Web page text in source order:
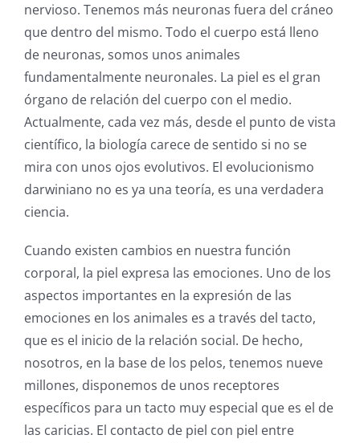
nervioso. Tenemos más neuronas fuera del cráneo
que dentro del mismo. Todo el cuerpo está lleno
de neuronas, somos unos animales
fundamentalmente neuronales. La piel es el gran
órgano de relación del cuerpo con el medio.
Actualmente, cada vez más, desde el punto de vista
científico, la biología carece de sentido si no se
mira con unos ojos evolutivos. El evolucionismo
darwiniano no es ya una teoría, es una verdadera
ciencia.
Cuando existen cambios en nuestra función
corporal, la piel expresa las emociones. Uno de los
aspectos importantes en la expresión de las
emociones en los animales es a través del tacto,
que es el inicio de la relación social. De hecho,
nosotros, en la base de los pelos, tenemos nueve
millones, disponemos de unos receptores
específicos para un tacto muy especial que es el de
las caricias. El contacto de piel con piel entre